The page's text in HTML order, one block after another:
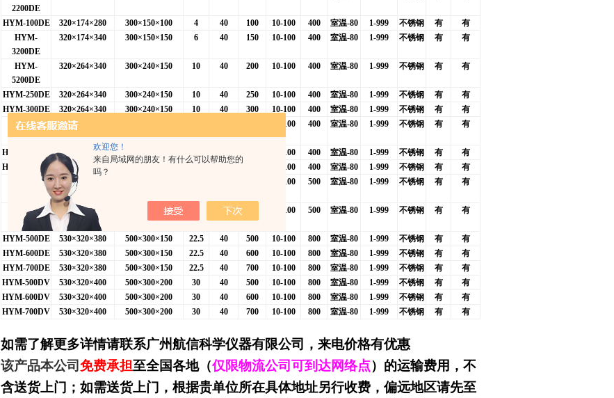
欢迎您！
来自局域网的朋友！有什么可以帮助您的
吗？
2200DE
HYM-100DE 320×174×280 300×150×100 4 40 100 10-100 400 室温-80 1-999 不锈钢 有
有
HYM-
3200DE
320×174×340 300×150×150 6 40 150 10-100 400 室温-80 1-999 不锈钢 有 有
HYM-
5200DE
320×264×340 300×240×150 10 40 200 10-100 400 室温-80 1-999 不锈钢 有 有
HYM-250DE 320×264×340 300×240×150 10 40 250 10-100 400 室温-80 1-999 不锈钢 有
有
HYM-300DE
320×264×340 300×240×150 10 40 300 10-100 400 室温-80 1-999 不锈钢 有
有
HYM-
5200DV
320×264×380 10-100 400 室温-80 1-999 不锈钢 有 有
HYM-250DV 320 ×264×380 10-100 400 室温-80 1-999 不锈钢 有
有
HYM-300DV
320 ×264×380 10-100 400 室温-80 1-999 不锈钢 有
有
HYM-720
350 ×320×340 10-100 500 室温-80 1-999 不锈钢 有 有
HYM-
7200DV
350×320×320 ×300×200 40 10-100 500 室温-80 1-999 不锈钢 有 有
HYM-500DE 530×320×380 500×300×150 22.5 40 500 10-100 800 室温-80 1-999 不锈钢 有
有
HYM-600DE
530×320×380 500×300×150 22.5 40 600 10-100 800 室温-80 1-999 不锈钢 有
有
HYM-700DE
530×320×380 500×300×150 22.5 40 700 10-100 800 室温-80 1-999 不锈钢 有
有
HYM-500DV
530×320×400 500×300×200 30 40 500 10-100 800 室温-80 1-999 不锈钢 有
有
HYM-600DV
530×320×400 500×300×200 30 40 600 10-100 800 室温-80 1-999 不锈钢 有
有
HYM-700DV
530×320×400 500×300×200 30 40 700 10-100 800 室温-80 1-999 不锈钢 有 有
如需了解更多详情请联系广州航信科学仪器有限公司 ，来电价格有优惠
该产品本公司免费承担至全国各地（仅限物流公司可到达网络点）的运输费用，不
含送货上门；如需送货上门，根据贵单位所在具体地址另行收费，偏远地区请先至